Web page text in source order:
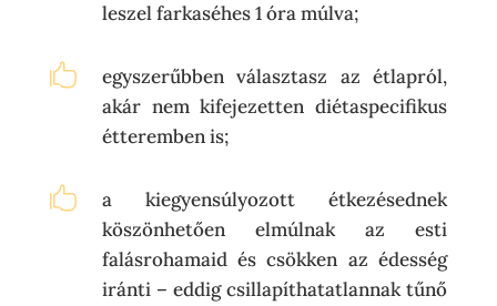
leszel farkaséhes 1 óra múlva;

egyszerűbben választasz az étlapról,
akár nem kifejezetten diétaspecifikus
étteremben is;

a kiegyensúlyozott étkezésednek
köszönhetően elmúlnak az esti
falásrohamaid és csökken az édesség
iránti – eddig csillapíthatatlannak tűnő